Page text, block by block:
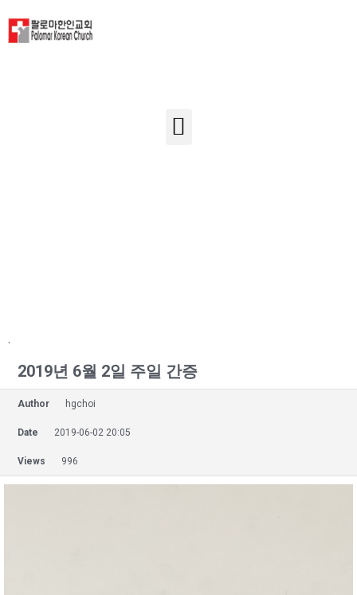
.
2019년 6월 2일 주일 간증
Author hgchoi
Date 2019-06-02 20:05
Views 996